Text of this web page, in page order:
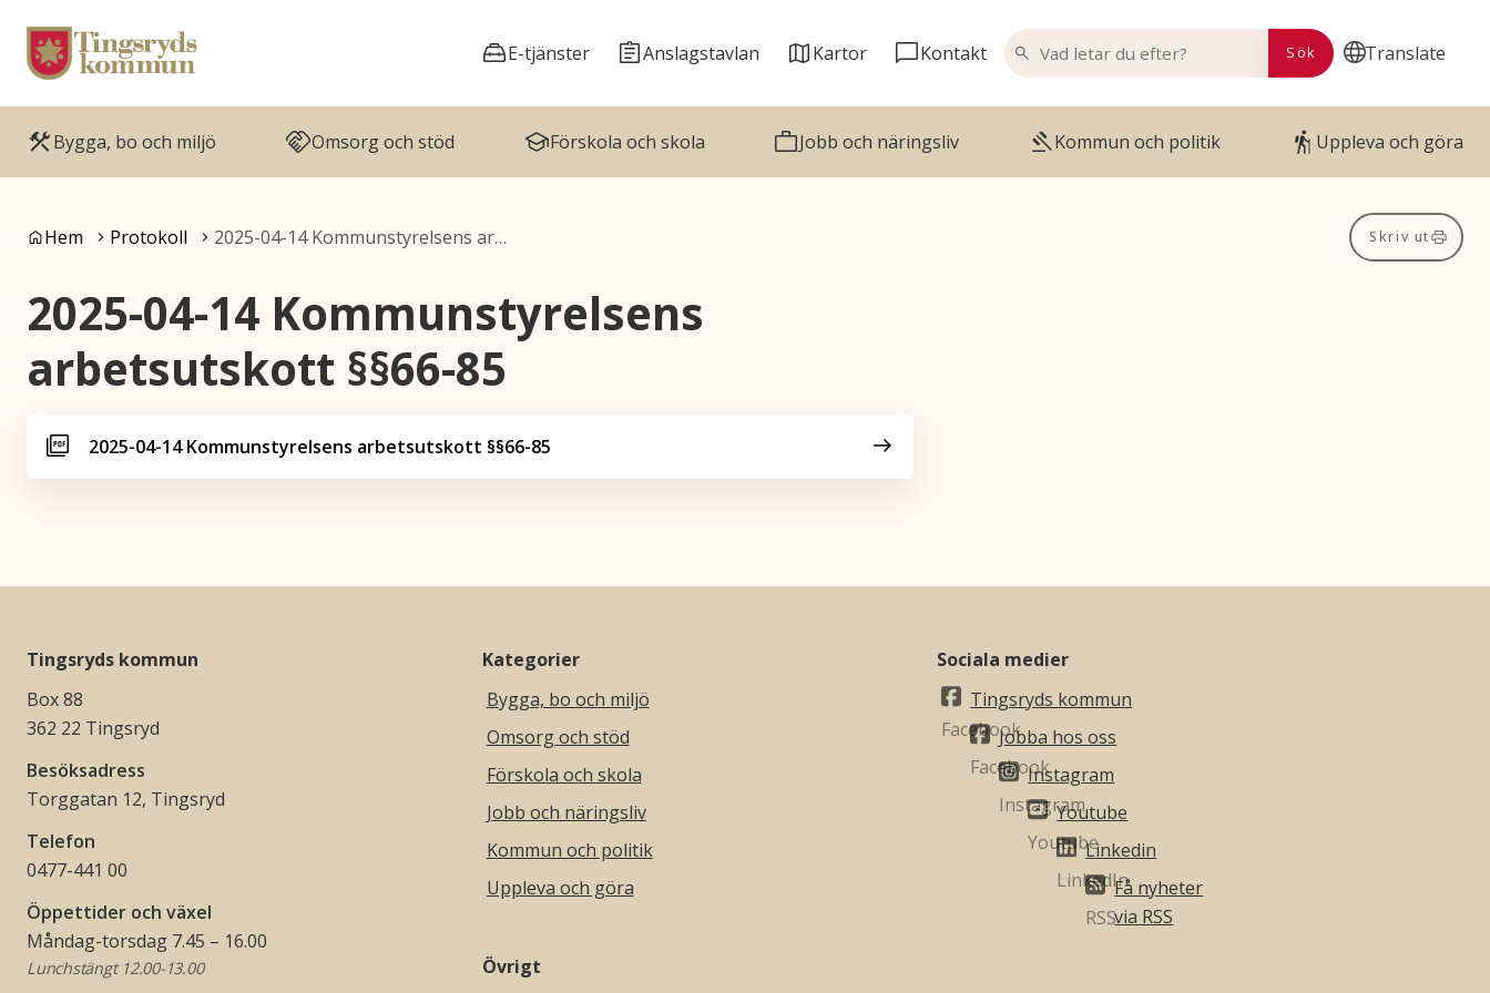
Gå till innehåll
Gå till huvudmeny
Translate
E-tjänster Anslagstavlan Kartor Kontakt
VAD LETAR DU EFTER?
Sök
Bygga, bo och miljö Omsorg och stöd Förskola och skola Jobb och näringsliv Kommun och politik Uppleva och göra
Du är här:
Hem Protokoll 2025-04-14 Kommunstyrelsens ar… Skriv ut
2025-04-14 Kommunstyrelsens
arbetsutskott §§66-85
2025-04-14 Kommunstyrelsens arbetsutskott §§66-85
Tingsryds kommun
Box 88
362 22 Tingsryd
Besöksadress
Torggatan 12, Tingsryd
Telefon
0477-441 00
Öppettider och växel
Måndag-torsdag 7.45 – 16.00
Lunchstängt 12.00-13.00
Kategorier
Bygga, bo och miljö
Omsorg och stöd
Förskola och skola
Jobb och näringsliv
Kommun och politik
Uppleva och göra
Övrigt
Sociala medier
Tingsryds kommun
Jobba hos oss
Instagram
Youtube
Linkedin
Få nyheter
via RSS